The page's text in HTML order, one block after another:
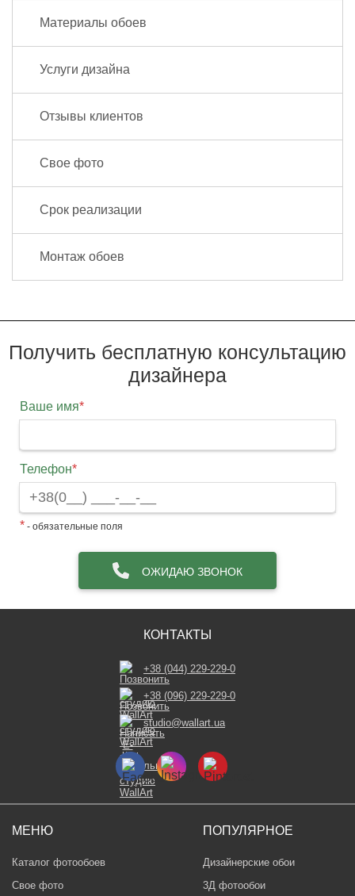
Материалы обоев
Услуги дизайна
Отзывы клиентов
Свое фото
Срок реализации
Монтаж обоев
Получить бесплатную консультацию
дизайнера
Ваше имя*
Телефон*
* - обязательные поля
ОЖИДАЮ ЗВОНОК
МЕНЮ
Каталог фотообоев
Свое фото
ПОПУЛЯРНОЕ
Дизайнерские обои
3Д фотообои
КОНТАКТЫ
+38 (044) 229-229-0
+38 (096) 229-229-0
studio@wallart.ua